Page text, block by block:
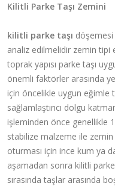
Kilitli Parke Taşı Zemini
kilitli parke taşı
analiz edilmelidir zemin tipi
toprak yapısı parke taşı
önemli faktörler arasında
için öncelikle uygun eğimle
sağlamlaştırıcı dolgu
işleminden önce genellikle
stabilize malzeme ile zemin
oturması için ince kum ya da
aşamadan sonra kilitli
sırasında taşlar arasında